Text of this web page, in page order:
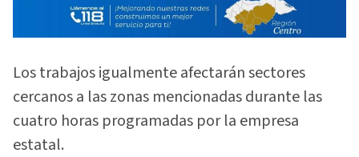
Los trabajos igualmente afectarán sectores
cercanos a las zonas mencionadas durante las
cuatro horas programadas por la empresa
estatal.